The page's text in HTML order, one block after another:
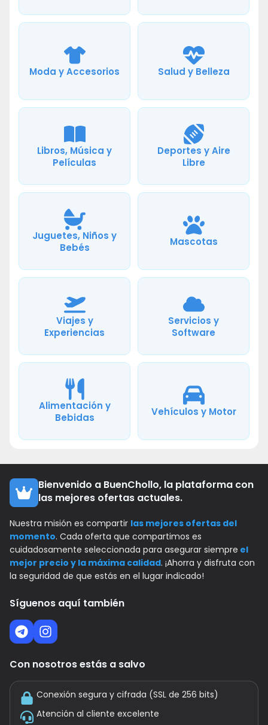
Moda y Accesorios Salud y Belleza
Libros, Música y
Películas
Deportes y Aire
Libre
Juguetes, Niños y
Bebés
Mascotas
Viajes y
Experiencias
Servicios y
Software
Alimentación y
Bebidas
Vehículos y Motor
Bienvenido a BuenChollo, la plataforma con
las mejores ofertas actuales.
Nuestra misión es compartir las mejores ofertas del
momento. Cada oferta que compartimos es
cuidadosamente seleccionada para asegurar siempre el
mejor precio y la máxima calidad. ¡Ahorra y disfruta con
la seguridad de que estás en el lugar indicado!
Síguenos aquí también
Con nosotros estás a salvo
Conexión segura y cifrada (SSL de 256 bits)
Atención al cliente excelente